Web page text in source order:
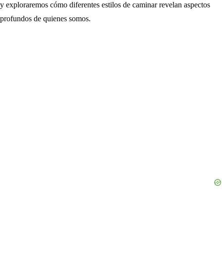
y exploraremos cómo diferentes estilos de caminar revelan aspectos
profundos de quienes somos.